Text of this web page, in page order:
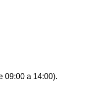
09:00 a 14:00).